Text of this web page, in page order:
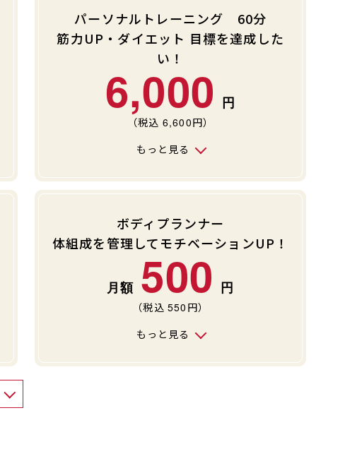
パーソナルトレーニング 60分
筋力UP・ダイエット 目標を達成した
い！
6,000
（税込 6,600円）
もっと見る
ボディプランナー
体組成を管理してモチベーションUP！
500
（税込550 円）
もっと見る